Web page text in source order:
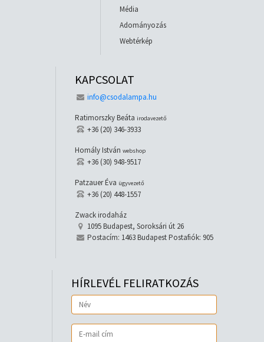
Média
Adományozás
Webtérkép
KAPCSOLAT
info@csodalampa.hu
Ratimorszky Beáta irodavezető
+36 (20) 346-3933
Homály István webshop
+36 (30) 948-9517
Patzauer Éva ügyvezető
+36 (20) 448-1557
Zwack irodaház
1095 Budapest, Soroksári út 26
Postacím: 1463 Budapest Postafiók: 905
HÍRLEVÉL FELIRATKOZÁS